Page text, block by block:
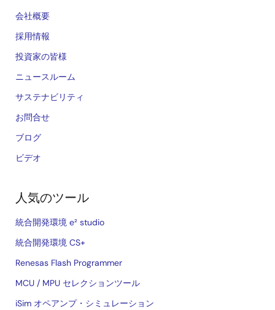
会社概要
採用情報
投資家の皆様
ニュースルーム
サステナビリティ
お問合せ
ブログ
ビデオ
人気のツール
統合開発環境 e² studio
統合開発環境 CS+
Renesas Flash Programmer
MCU / MPU セレクションツール
iSim オペアンプ・シミュレーション